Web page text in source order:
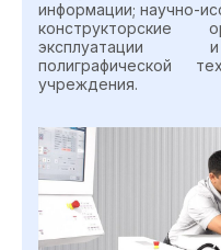
информации; научно-
конструкторские
эксплуатации и
полиграфической
учреждения.